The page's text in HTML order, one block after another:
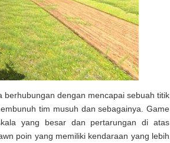
dengan mencapai sebuah titik
tim musuh dan sebagainya. Game
yang besar dan pertarungan di atas
poin yang memiliki kendaraan yang lebih